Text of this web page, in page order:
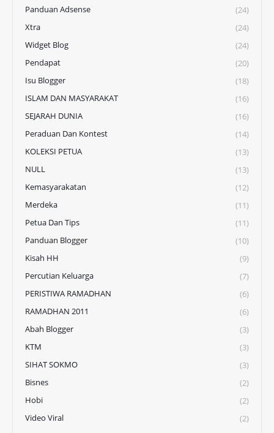
Panduan Adsense
(24)
Xtra
(24)
Widget Blog
(24)
Pendapat
(20)
Isu Blogger
(18)
ISLAM DAN MASYARAKAT
(16)
SEJARAH DUNIA
(16)
Peraduan Dan Kontest
(14)
KOLEKSI PETUA
(13)
NULL
(13)
Kemasyarakatan
(12)
Merdeka
(11)
Petua Dan Tips
(11)
Panduan Blogger
(10)
Kisah HH
(9)
Percutian Keluarga
(7)
PERISTIWA RAMADHAN
(6)
RAMADHAN 2011
(6)
Abah Blogger
(3)
KTM
(3)
SIHAT SOKMO
(3)
Bisnes
(2)
Hobi
(2)
Video Viral
(2)